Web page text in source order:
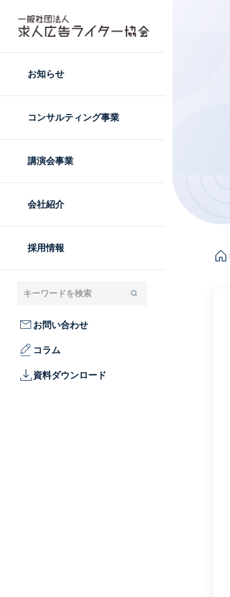
お知らせ
コンサルティング事業
講演会事業
会社紹介
採用情報
お問い合わせ
コラム
資料ダウンロード